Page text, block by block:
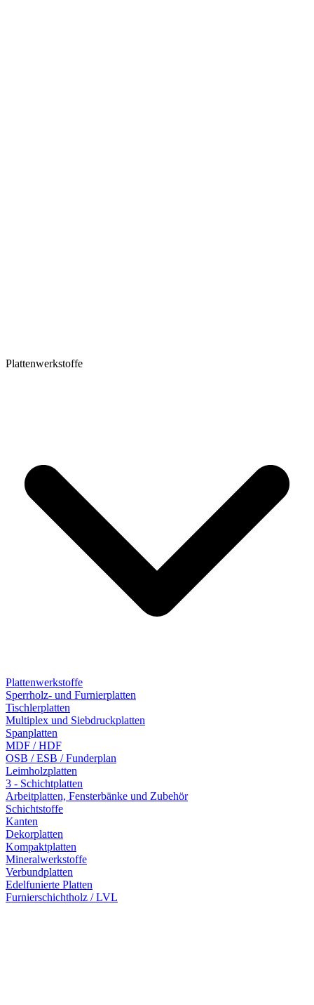
Plattenwerkstoffe
Plattenwerkstoffe
Sperrholz- und Furnierplatten
Tischlerplatten
Multiplex und Siebdruckplatten
Spanplatten
MDF / HDF
OSB / ESB / Funderplan
Leimholzplatten
3 - Schichtplatten
Arbeitplatten, Fensterbänke und Zubehör
Schichtstoffe
Kanten
Dekorplatten
Kompaktplatten
Mineralwerkstoffe
Verbundplatten
Edelfunierte Platten
Furnierschichtholz / LVL